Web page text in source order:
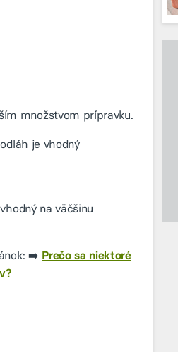
množstvom prípravku.
je vhodný
na väčšinu
➡️ Prečo sa niektoré